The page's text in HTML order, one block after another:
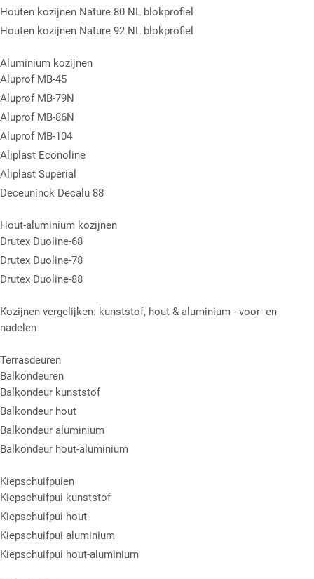
Houten kozijnen Nature 80 NL blokprofiel
Houten kozijnen Nature 92 NL blokprofiel
Aluminium kozijnen
Aluprof MB-45
Aluprof MB-79N
Aluprof MB-86N
Aluprof MB-104
Aliplast Econoline
Aliplast Superial
Deceuninck Decalu 88
Hout-aluminium kozijnen
Drutex Duoline-68
Drutex Duoline-78
Drutex Duoline-88
Kozijnen vergelijken: kunststof, hout & aluminium - voor- en
nadelen
Terrasdeuren
Balkondeuren
Balkondeur kunststof
Balkondeur hout
Balkondeur aluminium
Balkondeur hout-aluminium
Kiepschuifpuien
Kiepschuifpui kunststof
Kiepschuifpui hout
Kiepschuifpui aluminium
Kiepschuifpui hout-aluminium